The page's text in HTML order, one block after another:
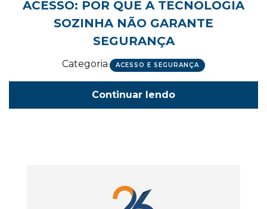
ACESSO: POR QUE A TECNOLOGIA
SOZINHA NÃO GARANTE
SEGURANÇA
Categoria ACESSO E SEGURANÇA
Continuar lendo